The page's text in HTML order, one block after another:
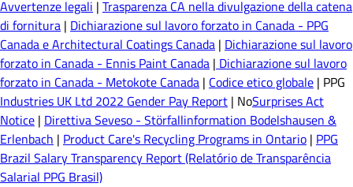
Avvertenze legali | Trasparenza CA nella divulgazione della catena
di fornitura | Dichiarazione sul lavoro forzato in Canada - PPG
Canada e Architectural Coatings Canada | Dichiarazione sul lavoro
forzato in Canada - Ennis Paint Canada | Dichiarazione sul lavoro
forzato in Canada - Metokote Canada | Codice etico globale | PPG
Industries UK Ltd 2022 Gender Pay Report | NoSurprises Act
Notice | Direttiva Seveso - Störfallinformation Bodelshausen &
Erlenbach | Product Care's Recycling Programs in Ontario | PPG
Brazil Salary Transparency Report (Relatório de Transparência
Salarial PPG Brasil)